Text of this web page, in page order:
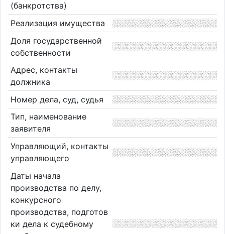
(банкротства)
Реализация имущества
Доля государственной
собственности
Адрес, контакты
должника
Номер дела, суд, судья
Тип, наименование
заявителя
Управляющий, контакты
управляющего
Даты начала
производства по делу,
конкурсного
производства, подготов
ки дела к судебному